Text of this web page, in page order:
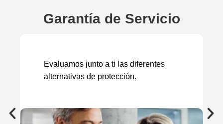
Garantía de Servicio
Evaluamos junto a ti las diferentes
alternativas de protección.